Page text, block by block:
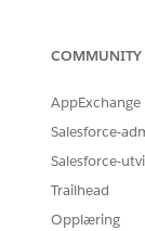
COMMUNITY
AppExchange
Salesforce-
Salesforce-
Trailhead
Opplæring